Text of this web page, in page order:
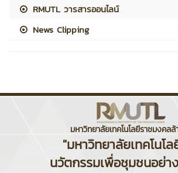
RMUTL วารสารออนไลน์
News Clipping
มหาวิทยาลัยเทคโนโลยีราชมงคลล้
"มหาวิทยาลัยเทคโนโล
นวัตกรรมเพื่อชุมชนอย่า